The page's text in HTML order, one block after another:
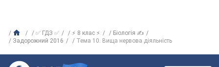
✅ ГДЗ ✅ ⚡ 8 клас ⚡
Біологія ✍
Задорожний 2016
Тема 10. Вища нервова діяльність